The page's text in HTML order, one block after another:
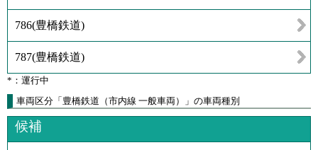
786(豊橋鉄道)
787(豊橋鉄道)
*：運行中
車両区分「豊橋鉄道（市内線 一般車両）」の車両種別
候補